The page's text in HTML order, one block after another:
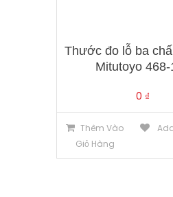
Thước đo lỗ ba
Mitutoyo 468-
0 ₫
Thêm Vào
Giỏ Hàng